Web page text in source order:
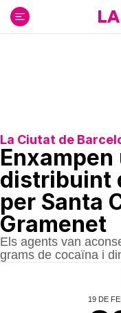
contenido
La Ciutat de
Enxampen
distribuint
per Santa
Gramenet
Els agents van
grams de cocaïna i
19 DE